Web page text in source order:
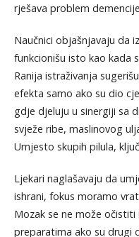
rješava problem
Naučnici objašnjavaju da
funkcionišu isto kao kada
Ranija istraživanja
efekta samo ako su dio
gdje djeluju u sinergiji sa
svježe ribe, maslinovog
Umjesto skupih pilula,
Ljekari naglašavaju da
ishrani, fokus moramo
Mozak se ne može
preparatima ako su drugi